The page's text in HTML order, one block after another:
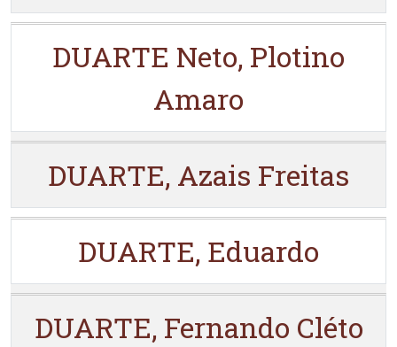
DUARTE Neto, Plotino
Amaro
DUARTE, Azais Freitas
DUARTE, Eduardo
DUARTE, Fernando Cléto